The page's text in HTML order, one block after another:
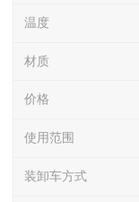
温度
材质
价格
使用范围
装卸车方式